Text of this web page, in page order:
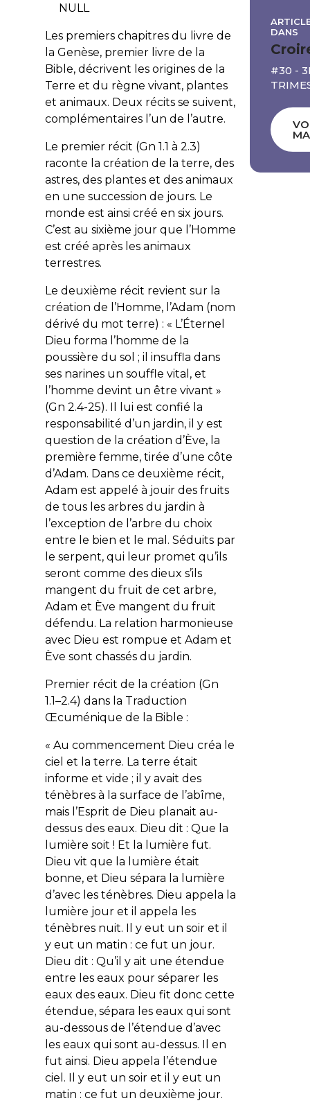
NULL
Les premiers chapitres du livre de
la Genèse, premier livre de la
Bible, décrivent les origines de la
Terre et du règne vivant, plantes
et animaux. Deux récits se suivent,
complémentaires l’un de l’autre.
Le premier récit (Gn 1.1 à 2.3)
raconte la création de la terre, des
astres, des plantes et des animaux
en une succession de jours. Le
monde est ainsi créé en six jours.
C’est au sixième jour que l’Homme
est créé après les animaux
terrestres.
Le deuxième récit revient sur la
création de l’Homme, l’Adam (nom
dérivé du mot terre) : « L’Éternel
Dieu forma l’homme de la
poussière du sol ; il insuffla dans
ses narines un souffle vital, et
l’homme devint un être vivant »
(Gn 2.4-25). Il lui est confié la
responsabilité d’un jardin, il y est
question de la création d’Ève, la
première femme, tirée d’une côte
d’Adam. Dans ce deuxième récit,
Adam est appelé à jouir des fruits
de tous les arbres du jardin à
l’exception de l’arbre du choix
entre le bien et le mal. Séduits par
le serpent, qui leur promet qu’ils
seront comme des dieux s’ils
mangent du fruit de cet arbre,
Adam et Ève mangent du fruit
défendu. La relation harmonieuse
avec Dieu est rompue et Adam et
Ève sont chassés du jardin.
Premier récit de la création (Gn
1.1–2.4) dans la Traduction
Œcuménique de la Bible :
« Au commencement Dieu créa le
ciel et la terre. La terre était
informe et vide ; il y avait des
ténèbres à la surface de l’abîme,
mais l’Esprit de Dieu planait au-
dessus des eaux. Dieu dit : Que la
lumière soit ! Et la lumière fut.
Dieu vit que la lumière était
bonne, et Dieu sépara la lumière
d’avec les ténèbres. Dieu appela la
lumière jour et il appela les
ténèbres nuit. Il y eut un soir et il
y eut un matin : ce fut un jour.
Dieu dit : Qu’il y ait une étendue
entre les eaux pour séparer les
eaux des eaux. Dieu fit donc cette
étendue, sépara les eaux qui sont
au-dessous de l’étendue d’avec
les eaux qui sont au-dessus. Il en
fut ainsi. Dieu appela l’étendue
ciel. Il y eut un soir et il y eut un
matin : ce fut un deuxième jour.
DANS
#30 -